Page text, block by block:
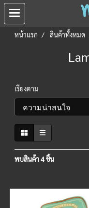
หน้าแรก สินค้าทั้งหมด
เรียงตาม
พบสินค้า 4 ชิ้น